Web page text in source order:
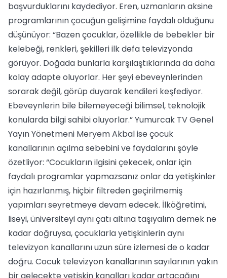
başvurduklarını kaydediyor. Eren, uzmanların aksine
programlarının çocuğun gelişimine faydalı olduğunu
düşünüyor: “Bazen çocuklar, özellikle de bebekler bir
kelebeği, renkleri, şekilleri ilk defa televizyonda
görüyor. Doğada bunlarla karşılaştıklarında da daha
kolay adapte oluyorlar. Her şeyi ebeveynlerinden
sorarak değil, görüp duyarak kendileri keşfediyor.
Ebeveynlerin bile bilemeyeceği bilimsel, teknolojik
konularda bilgi sahibi oluyorlar.” Yumurcak TV Genel
Yayın Yönetmeni Meryem Akbal ise çocuk
kanallarının açılma sebebini ve faydalarını şöyle
özetliyor: “Cocukların ilgisini çekecek, onlar için
faydalı programlar yapmazsanız onlar da yetişkinler
için hazırlanmış, hiçbir filtreden geçirilmemiş
yapımları seyretmeye devam edecek. İlköğretimi,
liseyi, üniversiteyi aynı çatı altına taşıyalım demek ne
kadar doğruysa, çocuklarla yetişkinlerin aynı
televizyon kanallarını uzun süre izlemesi de o kadar
doğru. Cocuk televizyon kanallarının sayılarının yakın